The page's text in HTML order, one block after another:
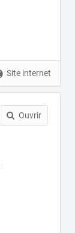
Site internet
Ouvrir